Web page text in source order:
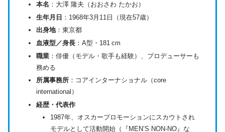
本名 ：大澤 隆夫（おおさわ たかお）
生年月日 ：1968年3月11日（現在57歳）
出身地：東京都
血液型／身長：A型・181 cm
職業：俳優（モデル・歌手も経験）、プロデューサーも
務める
所属事務所：コアインターナショナル（core
international）
経歴・代表作
1987年、オスカープロモーションにスカウトされ
モデルとして活動開始（『MEN’S NON-NO』な